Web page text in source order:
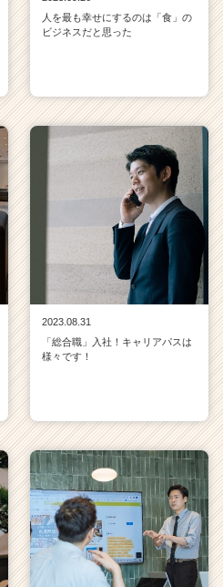
人を最も幸せにするのは「食」の
ビジネスだと思った
2023.08.31
「総合職」入社！キャリアパスは
様々です！